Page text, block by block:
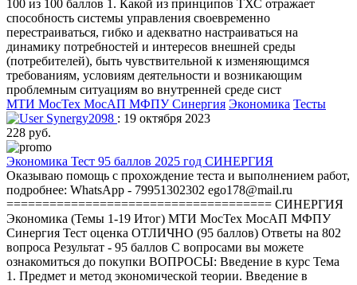
100 из 100 баллов 1. Какой из принципов ТХС отражает
способность системы управления своевременно
перестраиваться, гибко и адекватно настраиваться на
динамику потребностей и интересов внешней среды
(потребителей), быть чувствительной к изменяющимся
требованиям, условиям деятельности и возникающим
проблемным ситуациям во внутренней среде сист
МТИ МосТех МосАП МФПУ Синергия Экономика Тесты
Synergy2098 : 19 октября 2023
228 руб.
Экономика Тест 95 баллов 2025 год СИНЕРГИЯ
Оказываю помощь с прохождение теста и выполнением работ,
подробнее: WhatsApp - 79951302302 ego178@mail.ru
===================================== СИНЕРГИЯ
Экономика (Темы 1-19 Итог) МТИ МосТех МосАП МФПУ
Синергия Тест оценка ОТЛИЧНО (95 баллов) Ответы на 802
вопроса Результат - 95 баллов С вопросами вы можете
ознакомиться до покупки ВОПРОСЫ: Введение в курс Тема
1. Предмет и метод экономической теории. Введение в